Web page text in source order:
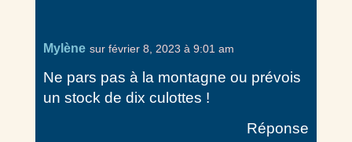
Mylène sur février 8, 2023 à 9:01 am
Ne pars pas à la montagne ou prévois
un stock de dix culottes !
Réponse